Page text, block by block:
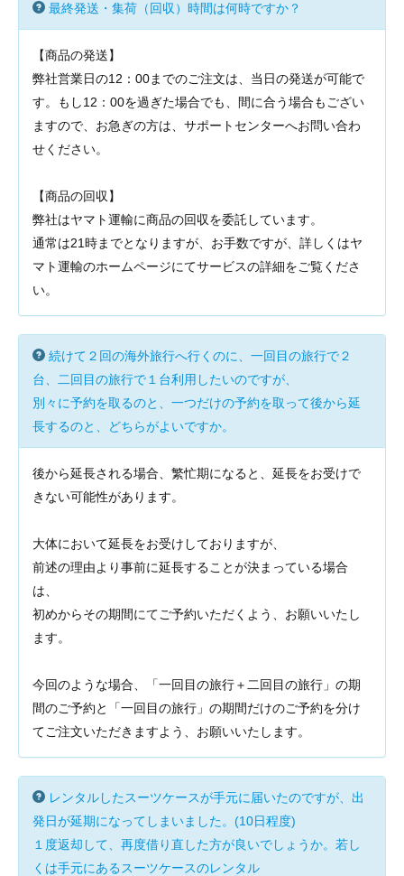
最終発送・集荷（回収）時間は何時ですか？
【商品の発送】
弊社営業日の12：00までのご注文は、当日の発送が可能で
す。もし12：00を過ぎた場合でも、間に合う場合もござい
ますので、お急ぎの方は、サポートセンターへお問い合わ
せください。
【商品の回収】
弊社はヤマト運輸に商品の回収を委託しています。
通常は21時までとなりますが、お手数ですが、詳しくはヤ
マト運輸のホームページにてサービスの詳細をご覧くださ
い。
続けて２回の海外旅行へ行くのに、一回目の旅行で２
台、二回目の旅行で１台利用したいのですが、
別々に予約を取るのと、一つだけの予約を取って後から延
長するのと、どちらがよいですか。
後から延長される場合、繁忙期になると、延長をお受けで
きない可能性があります。
大体において延長をお受けしておりますが、
前述の理由より事前に延長することが決まっている場合
は、
初めからその期間にてご予約いただくよう、お願いいたし
ます。
今回のような場合、「一回目の旅行＋二回目の旅行」の期
間のご予約と「一回目の旅行」の期間だけのご予約を分け
てご注文いただきますよう、お願いいたします。
レンタルしたスーツケースが手元に届いたのですが、出
発日が延期になってしまいました。(10日程度)
１度返却して、再度借り直した方が良いでしょうか。若し
くは手元にあるスーツケースのレンタル